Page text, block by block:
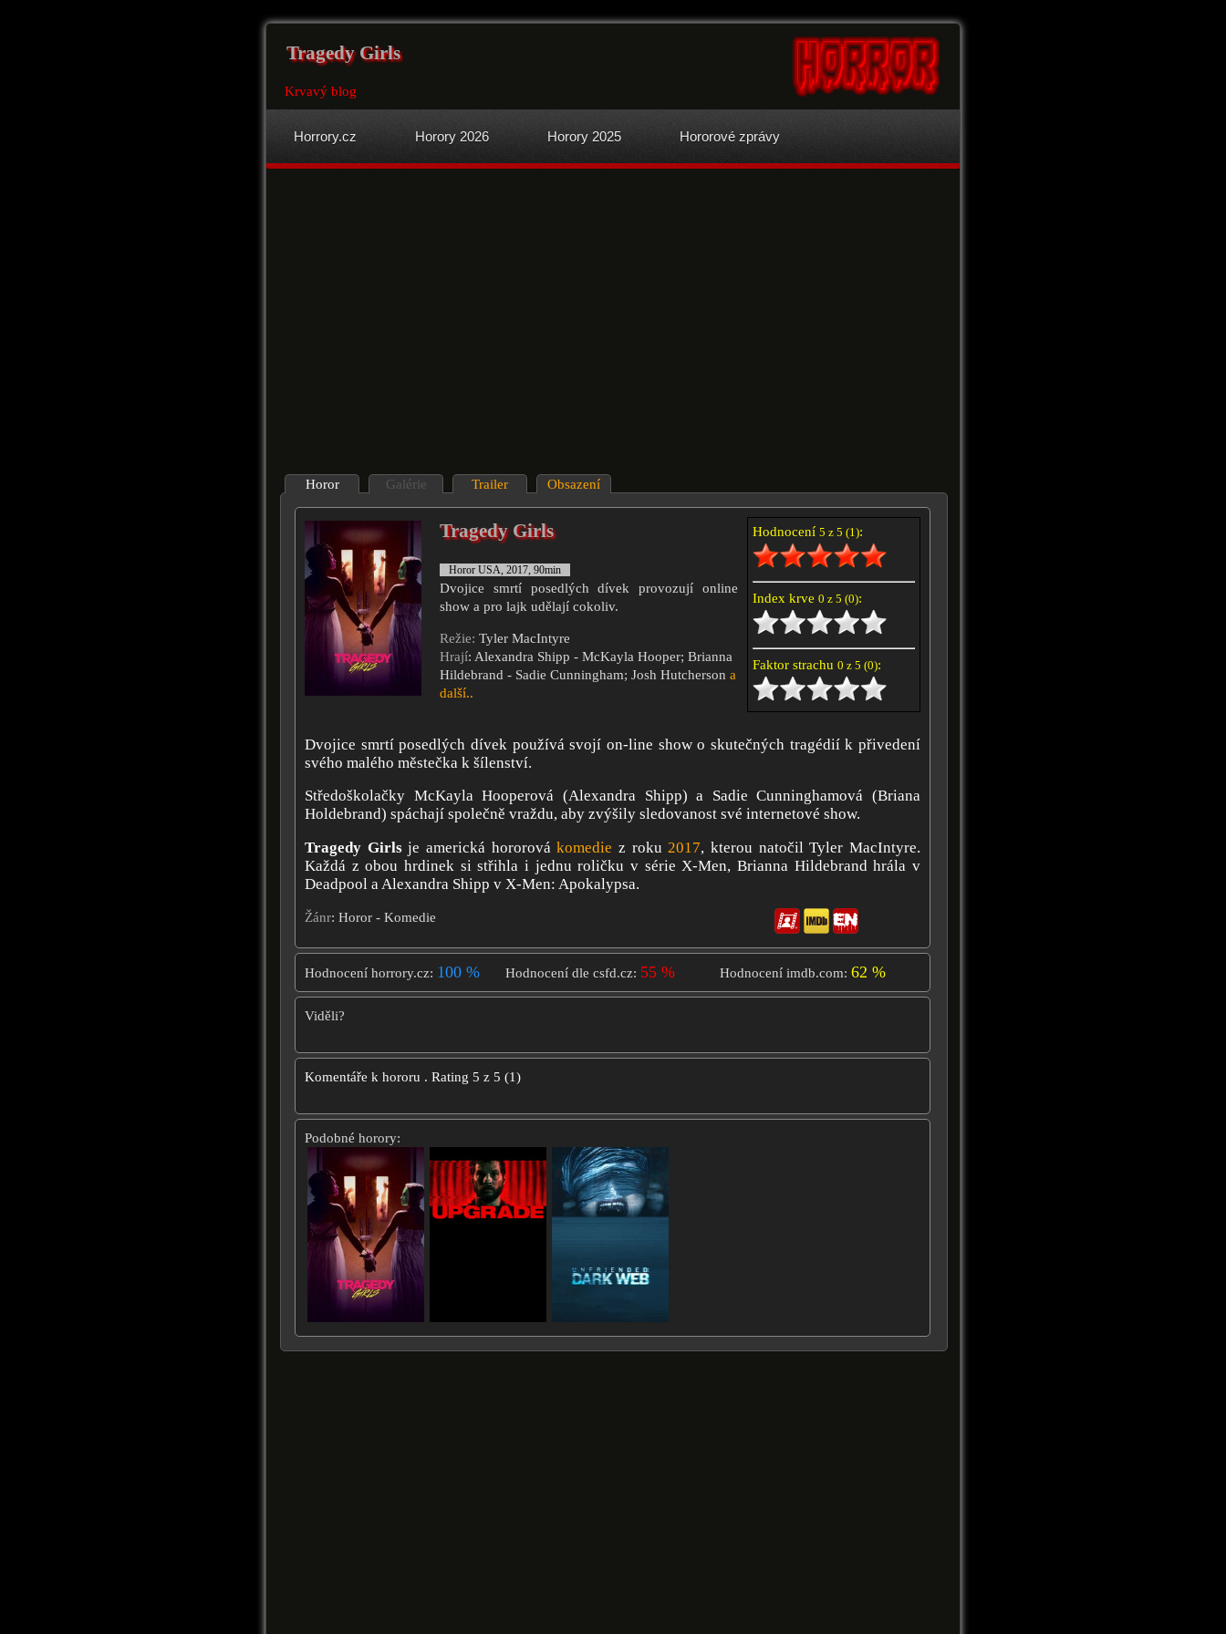
Tragedy Girls
Krvavý blog
Horrory.cz Horory 2026 Horory 2025 Hororové zprávy
Horor Galérie Trailer Obsazení
Hodnocení 5 z 5 (1):
Index krve 0 z 5 (0):
Faktor strachu 0 z 5 (0):
Tragedy Girls
Horor USA, 2017, 90min
Dvojice smrtí posedlých dívek provozují online
show a pro lajk udělají cokoliv.
Režie: Tyler MacIntyre
Hrají: Alexandra Shipp - McKayla Hooper; Brianna
Hildebrand - Sadie Cunningham; Josh Hutcherson a
další..
Dvojice smrtí posedlých dívek používá svojí on-line show o skutečných tragédií k přivedení
svého malého městečka k šílenství.
Středoškolačky McKayla Hooperová (Alexandra Shipp) a Sadie Cunninghamová (Briana
Holdebrand) spáchají společně vraždu, aby zvýšily sledovanost své internetové show.
Tragedy Girlsje americká hororovákomedie z roku 2017, kterou natočil Tyler MacIntyre.
Každá z obou hrdinek si střihla i jednu roličku v série X-Men, Brianna Hildebrand hrála v
Deadpool a Alexandra Shipp v X-Men: Apokalypsa.
Žánr: Horor - Komedie
Hodnocení horrory.cz: 100 % Hodnocení dle csfd.cz: 55 % Hodnocení imdb.com: 62 %
Viděli?
Komentáře k hororu . Rating 5 z 5 (1)
Podobné horory: